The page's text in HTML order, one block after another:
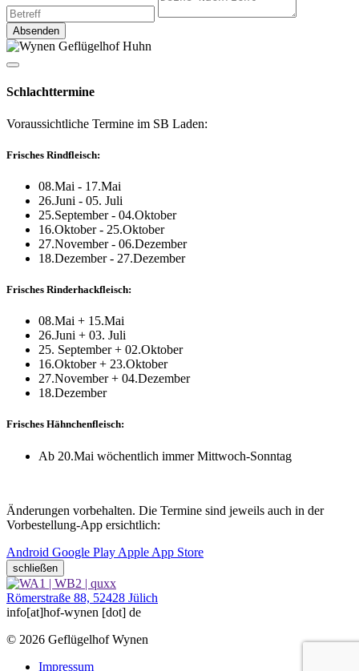
Absenden
Schlacht­termine
Voraussichtliche Termine im SB Laden:
Frisches Rindfleisch:
08.Mai - 17.Mai
26.Juni - 05. Juli
25.September - 04.Oktober
16.Oktober - 25.Oktober
27.November - 06.Dezember
18.Dezember - 27.Dezember
Frisches Rinderhackfleisch:
08.Mai + 15.Mai
26.Juni + 03. Juli
25. September + 02.Oktober
16.Oktober + 23.Oktober
27.November + 04.Dezember
18.Dezember
Frisches Hähnchenfleisch:
Ab 20.Mai wöchentlich immer Mittwoch-Sonntag
Änderungen vorbehalten. Die Termine sind jeweils auch in der
Vorbestellung-App ersichtlich:
Android Google Play Apple App Store
schließen
Römerstraße 88, 52428 Jülich
info[at]hof-wynen [dot] de
© 2026 Geflügelhof Wynen
Impressum